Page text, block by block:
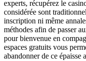
experts, récupérez le
considérée sont
inscription ni même
méthodes afin de passer
pour bienvenue en
espaces gratuits vous
abandonner de ce épaisse